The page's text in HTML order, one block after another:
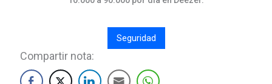
Seguridad
Compartir nota: